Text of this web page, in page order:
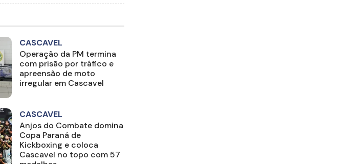
CASCAVEL
Operação da PM termina
com prisão por tráfico e
apreensão de moto
irregular em Cascavel
CASCAVEL
Anjos do Combate domina
Copa Paraná de
Kickboxing e coloca
Cascavel no topo com 57